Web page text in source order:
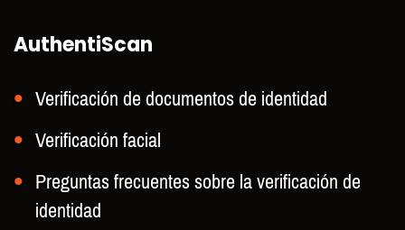
AuthentiScan
Verificación de documentos de identidad
Verificación facial
Preguntas frecuentes sobre la verificación de
identidad